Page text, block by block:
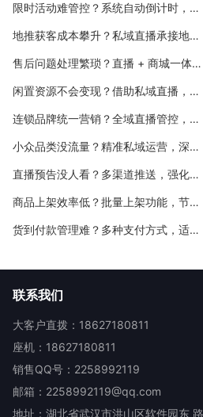
限时活动难管控？系统自动倒计时，规范直播营销玩法
地推获客成本攀升？私域直播承接地推流量，长效变现
售后问题处理繁琐？直播 + 商城一体化，售后流程简化
闲置资源不会变现？借助私域直播，盘活自身人脉流量
连锁品牌统一营销？全域直播管控，品牌形象一体化
小众品类没流量？精准私域运营，深耕垂直客户
直播预告没人看？多渠道推送，强化私域曝光
商品上架效率低？批量上架功能，节省直播筹备时间
货到付款管理难？多种支付方式，适配线下私域场景
联系我们
大客户直拨：18627180811
座机：18627180811
销售QQ号：2258992119
邮箱：2258992119@qq.com
地址：湖北省武汉市洪山区软件园东